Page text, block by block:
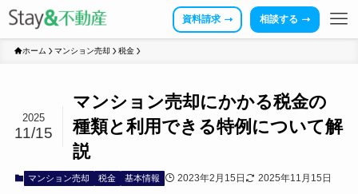
資料請求 相談する
ホーム マンション売却 税金
マンション売却にかかる税金の
種類と利用できる特例について解
説
2025
11/15
マンション売却 税金 基本情報 2023年2月15日 2025年11月15日